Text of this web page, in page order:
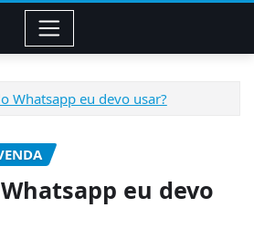
Whatsapp eu devo usar?
eu devo